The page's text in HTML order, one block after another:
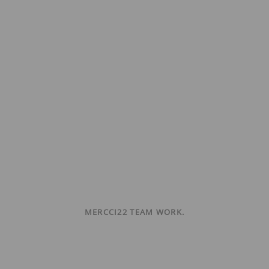
MERCCI22 TEAM WORK.